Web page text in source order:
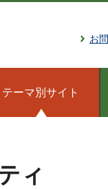
お
テーマ別サイト
ィ